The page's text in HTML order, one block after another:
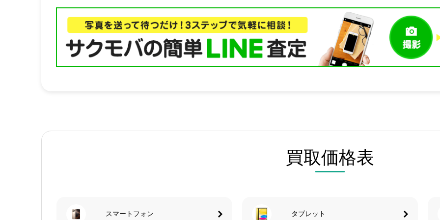
買取価格表
スマートフォン タブレット